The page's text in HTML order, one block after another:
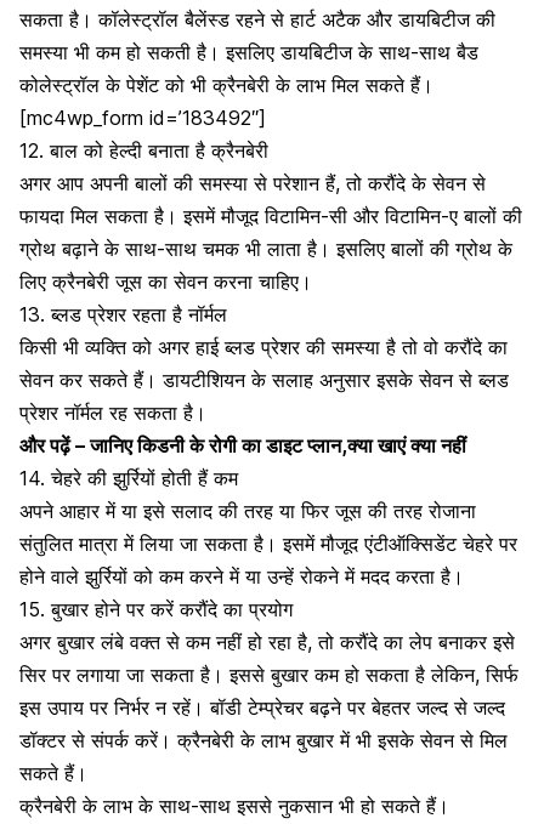
सकता है। कॉलेस्ट्रॉल बैलेंस्ड रहने से हार्ट अटैक और डायबिटीज की
समस्या भी कम हो सकती है। इसलिए डायबिटीज के साथ-साथ बैड
कोलेस्ट्रॉल के पेशेंट को भी क्रैनबेरी के लाभ मिल सकते हैं।
[mc4wp_form id=’183492″]
12. बाल को हेल्दी बनाता है क्रैनबेरी
अगर आप अपनी बालों की समस्या से परेशान हैं, तो करौंदे के सेवन से
फायदा मिल सकता है। इसमें मौजूद विटामिन-सी और विटामिन-ए बालों की
ग्रोथ बढ़ाने के साथ-साथ चमक भी लाता है। इसलिए बालों की ग्रोथ के
लिए क्रैनबेरी जूस का सेवन करना चाहिए।
13. ब्लड प्रेशर रहता है नॉर्मल
किसी भी व्यक्ति को अगर हाई ब्लड प्रेशर की समस्या है तो वो करौंदे का
सेवन कर सकते हैं। डायटीशियन के सलाह अनुसार इसके सेवन से ब्लड
प्रेशर नॉर्मल रह सकता है।
और पढ़ें –जानिए किडनी के रोगी का डाइट प्लान,क्या खाएं क्या नहीं
14. चेहरे की झुर्रियों होती हैं कम
अपने आहार में या इसे सलाद की तरह या फिर जूस की तरह रोजाना
संतुलित मात्रा में लिया जा सकता है। इसमें मौजूद एंटीऑक्सिडेंट चेहरे पर
होने वाले झुर्रियों को कम करने में या उन्हें रोकने में मदद करता है।
15. बुखार होने पर करें करौंदे का प्रयोग
अगर बुखार लंबे वक्त से कम नहीं हो रहा है, तो करौंदे का लेप बनाकर इसे
सिर पर लगाया जा सकता है। इससे बुखार कम हो सकता है लेकिन, सिर्फ
इस उपाय पर निर्भर न रहें। बॉडी टेम्प्रेचर बढ़ने पर बेहतर जल्द से जल्द
डॉक्टर से संपर्क करें। क्रैनबेरी के लाभ बुखार में भी इसके सेवन से मिल
सकते हैं।
क्रैनबेरी के लाभ के साथ-साथ इससे नुकसान भी हो सकते हैं।